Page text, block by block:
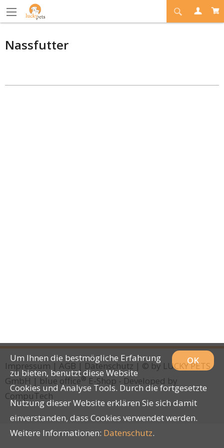
Nassfutter
Impressum | AGB | Datenschutz | © by LUCKY PETS
GmbH | blue office® E-Shop - Developed by
CompuTech
OK
Um Ihnen die bestmögliche Erfahrung
zu bieten, benutzt diese Website
Cookies und Analyse Tools. Durch die fortgesetzte
Nutzung dieser Website erklären Sie sich damit
einverstanden, dass Cookies verwendet werden.
Weitere Informationen: Datenschutz.